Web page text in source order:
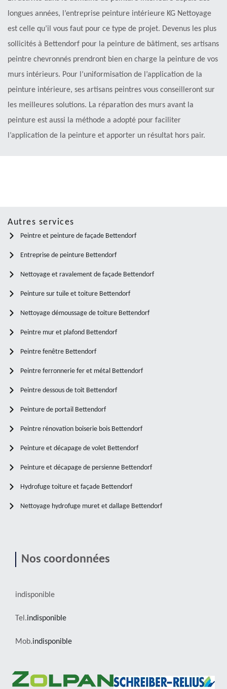
longues années, l’entreprise peinture intérieure KG Nettoyage
est celle qu’il vous faut pour ce type de projet. Devenus les plus
sollicités à Bettendorf pour la peinture de bâtiment, ses artisans
peintre chevronnés prendront bien en charge la peinture de vos
murs intérieurs. Pour l’uniformisation de l’application de la
peinture intérieure, ses artisans peintres vous conseilleront sur
les meilleures solutions. La réparation des murs avant la
peinture est aussi la méthode a adopté pour faciliter
l’application de la peinture et apporter un résultat hors pair.
Autres services
Peintre et peinture de façade Bettendorf
Entreprise de peinture Bettendorf
Nettoyage et ravalement de façade Bettendorf
Peinture sur tuile et toiture Bettendorf
Nettoyage démoussage de toiture Bettendorf
Peintre mur et plafond Bettendorf
Peintre fenêtre Bettendorf
Peintre ferronnerie fer et métal Bettendorf
Peintre dessous de toit Bettendorf
Peinture de portail Bettendorf
Peintre rénovation boiserie bois Bettendorf
Peinture et décapage de volet Bettendorf
Peinture et décapage de persienne Bettendorf
Hydrofuge toiture et façade Bettendorf
Nettoyage hydrofuge muret et dallage Bettendorf
Nos coordonnées
indisponible
Tel.indisponible
Mob.indisponible